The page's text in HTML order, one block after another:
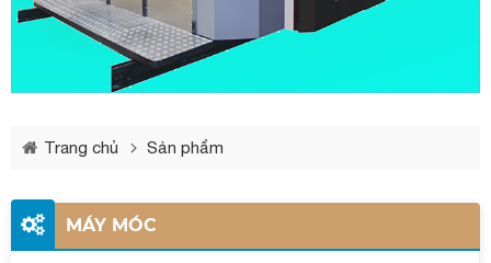
Trang chủ Sản phẩm
MÁY MÓC